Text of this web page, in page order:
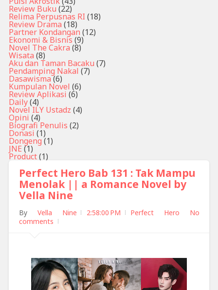
Review Buku (22)
Relima Perpusnas RI (18)
Review Drama (18)
Partner Kondangan (12)
Ekonomi & Bisnis (9)
Novel The Cakra (8)
Wisata (8)
Aku dan Taman Bacaku (7)
Pendamping Nakal (7)
Dasawisma (6)
Kumpulan Novel (6)
Review Aplikasi (6)
Daily(4)
Novel ILY Ustadz (4)
Opini (4)
Biografi Penulis (2)
Donasi (1)
Dongeng (1)
JNE (1)
Product(1)
Perfect Hero Bab 131 : Tak Mampu
Menolak || a Romance Novel by
Vella Nine
By Vella Nine 2:58:00 PM Perfect Hero
No
comments